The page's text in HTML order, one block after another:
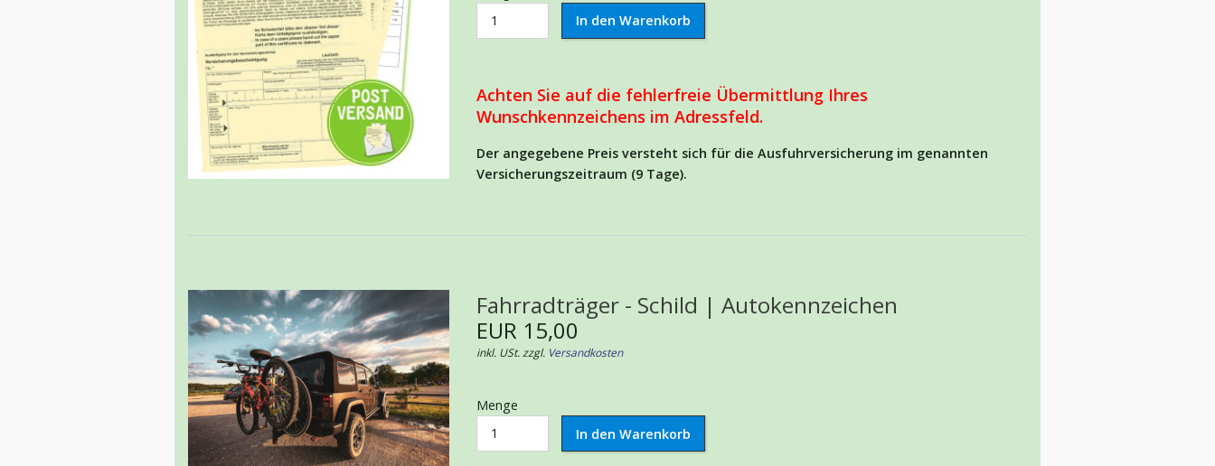
Achten Sie auf die fehlerfreie Übermittlung Ihres
Wunschkennzeichens im Adressfeld.
Der angegebene Preis versteht sich für die Ausfuhrversicherung im genannten
Versicherungszeitraum (9 Tage).
Fahrradträger - Schild | Autokennzeichen
EUR 15,00
inkl. USt. zzgl. Versandkosten
Menge